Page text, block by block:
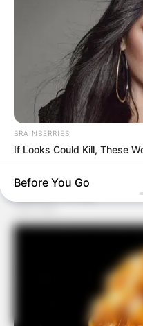
BRAINBERRIES
If Looks Could Kill, These
Before You Go